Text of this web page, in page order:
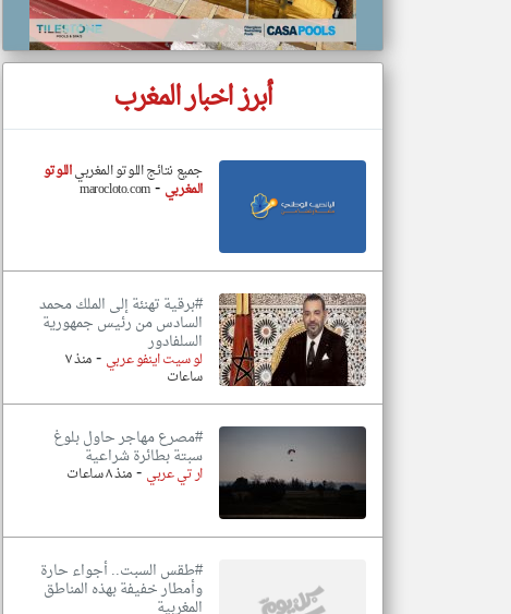
أبرز اخبار المغرب
جميع نتائج اللوتو المغربياللوتو
المغربي -
marocloto.com
#برقية تهنئة إلى الملك محمد
السادس من رئيس جمهورية
السلفادور
لو سيت اينفو عربي - منذ ٧
ساعات
#مصرع مهاجر حاول بلوغ
سبتة بطائرة شراعية
ار تي عربي-منذ ٨ ساعات
#طقس السبت.. أجواء حارة
وأمطار خفيفة بهذه المناطق
المغربية